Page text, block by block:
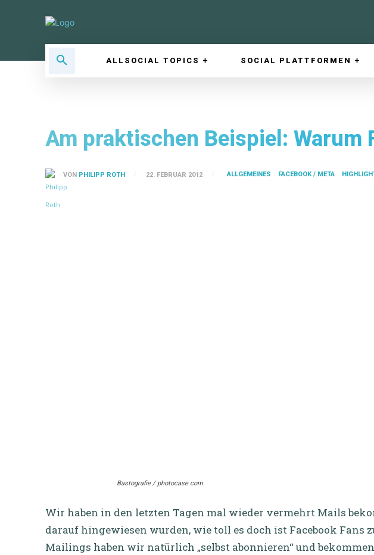
ALLSOCIAL TOPICS SOCIAL PLATTFORMEN
Am praktischen Beispiel:
VON PHILIPP ROTH 22. FEBRUAR 2012 ALLGEMEINES FACEBOOK / META
Bastografie / photocase.com
Wir haben in den letzten Tagen mal wieder vermehrt Mails
darauf hingewiesen wurden, wie toll es doch ist Facebook Fans
Mailings haben wir natürlich „selbst abonnieren“ und